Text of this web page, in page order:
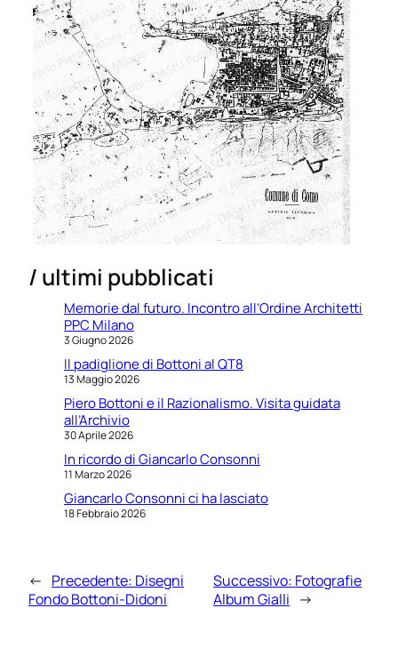
/ ultimi pubblicati
Memorie dal futuro. Incontro all’Ordine Architetti
PPC Milano
3 Giugno 2026
Il padiglione di Bottoni al QT8
13 Maggio 2026
Piero Bottoni e il Razionalismo. Visita guidata
all’Archivio
30 Aprile 2026
In ricordo di Giancarlo Consonni
11 Marzo 2026
Giancarlo Consonni ci ha lasciato
18 Febbraio 2026
← Precedente: Disegni
Fondo Bottoni-Didoni
Successivo: Fotografie
Album Gialli →